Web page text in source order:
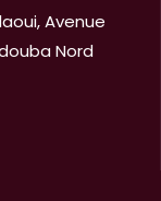
Avenue
Nord